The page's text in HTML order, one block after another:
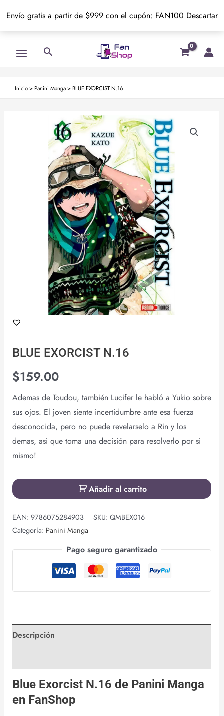
Envío gratis a partir de $999 con el cupón: FAN100 Descartar
Menu
Buscar
Inicio> Panini Manga> BLUE EXORCIST N.16
BLUE EXORCIST N.16
$159.00
Ademas de Toudou, también Lucifer le habló a Yukio sobre
sus ojos. El joven siente incertidumbre ante esa fuerza
desconocida, pero no puede revelarselo a Rin y los
demas, asi que toma una decisión para resolverlo por si
mismo!
Añadir al carrito
EAN: 9786075284903 SKU: QMBEX016
Categoría: Panini Manga
Pago seguro garantizado
Descripción
Blue Exorcist N.16 de Panini Manga
en FanShop